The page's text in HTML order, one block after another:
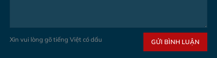
Xin vui lòng gõ tiếng Việt có dấu GỬI BÌNH LUẬN